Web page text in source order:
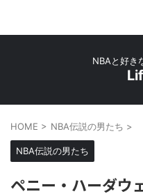
NBAと好き
HOME > NBA伝説の男たち >
NBA伝説の男たち
ペニー・ハーダウ